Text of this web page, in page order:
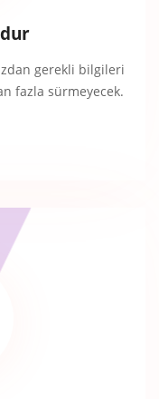
gerekli bilgileri
fazla sürmeyecek.